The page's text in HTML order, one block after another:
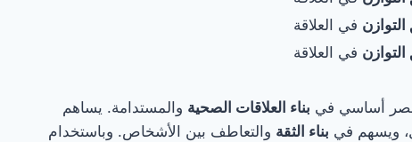
في العلاقة
في العلاقة
عنصر أساسي في بناء العلاقات الصحية والمستدامة. يساهم
ويسهم في بناء الثقة والتعاطف بين الأشخاص. وباستخدام